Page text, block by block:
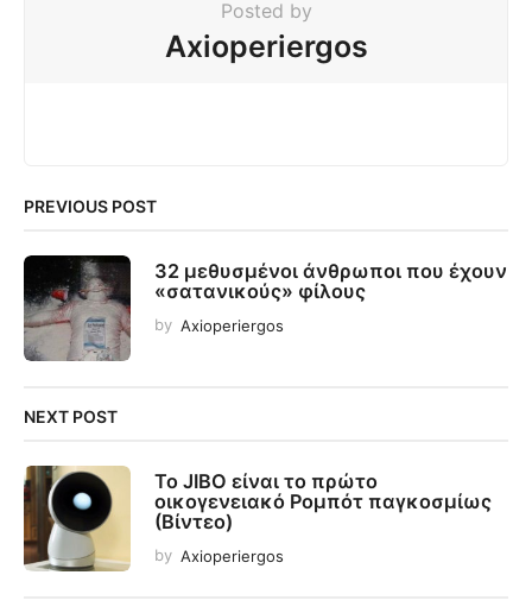
Posted by
Axioperiergos
PREVIOUS POST
32 μεθυσμένοι άνθρωποι που έχουν
«σατανικούς» φίλους
by Axioperiergos
NEXT POST
To JIBO είναι το πρώτο
οικογενειακό Ρομπότ παγκοσμίως
(Βίντεο)
by Axioperiergos